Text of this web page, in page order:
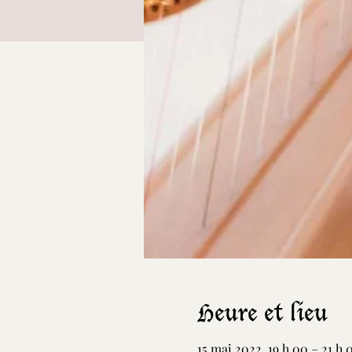
Heure et lieu
15 mai 2022, 19 h 00 – 21 h